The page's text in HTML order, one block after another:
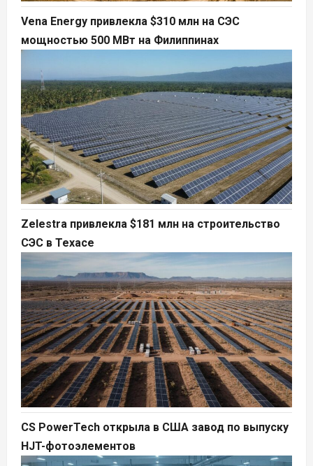
Vena Energy привлекла $310 млн на СЭС
мощностью 500 МВт на Филиппинах
Zelestra привлекла $181 млн на строительство
СЭС в Техасе
CS PowerTech открыла в США завод по выпуску
HJT-фотоэлементов